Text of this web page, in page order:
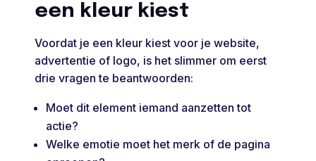
een kleur kiest
Voordat je een kleur kiest voor je website,
advertentie of logo, is het slimmer om eerst
drie vragen te beantwoorden:
Moet dit element iemand aanzetten tot
actie?
Welke emotie moet het merk of de pagina